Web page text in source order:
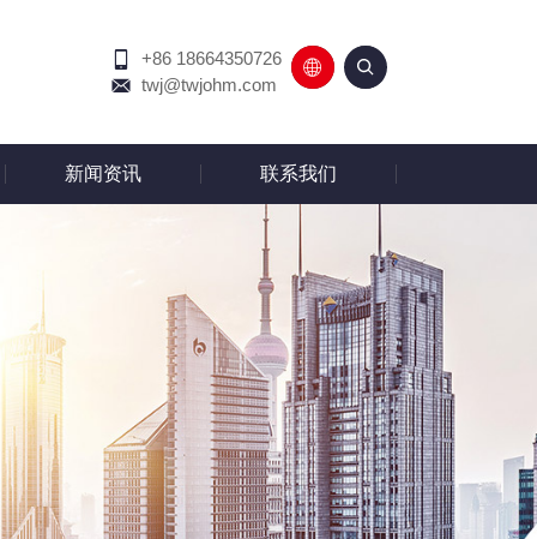
+86 18664350726
twj@twjohm.com
English 中文
新闻资讯 联系我们